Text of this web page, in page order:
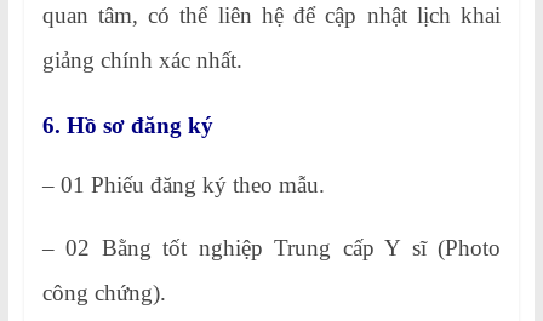
quan tâm, có thể liên hệ để cập nhật lịch khai
giảng chính xác nhất.
6. Hồ sơ đăng ký
– 01 Phiếu đăng ký theo mẫu.
– 02 Bằng tốt nghiệp Trung cấp Y sĩ (Photo
công chứng).